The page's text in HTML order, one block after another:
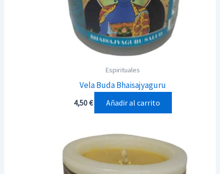
Espirituales
Vela Buda Bhaisajyaguru
4,50€ Añadir al carrito